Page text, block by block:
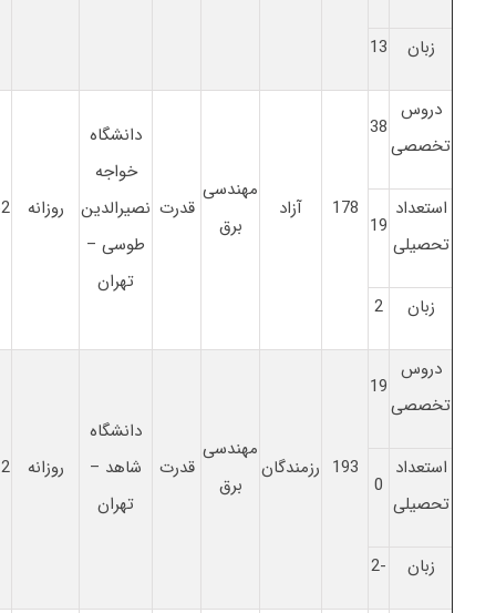
زبان 13
دروس
تخصصی
38
178 آزاد
مهندسی
برق
قدرت
دانشگاه
خواجه
نصیرالدین
طوسی –
تهران
روزانه
استعداد
تحصیلی
19
زبان 2
دروس
تخصصی
19
193 رزمندگان
مهندسی
برق
قدرت
دانشگاه
شاهد –
تهران
روزانه
استعداد
تحصیلی
0
زبان -2